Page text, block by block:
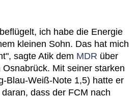
ich habe die Energie
kleinen Sohn. Das hat mich
sagte Atik dem MDR über
Mit seiner starken
Blau-Weiß-Note 1,5) hatte er
dass der FCM nach